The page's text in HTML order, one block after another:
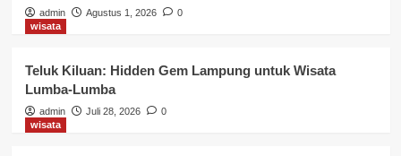
admin Agustus 1, 2026
0
wisata
Teluk Kiluan: Hidden Gem Lampung untuk Wisata
Lumba-Lumba
admin Juli 28, 2026
0
wisata